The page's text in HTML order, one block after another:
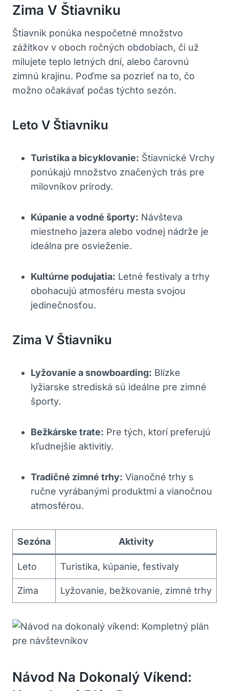
Zima V Štiavniku
Štiavnik ponúka nespočetné množstvo
zážitkov v oboch ročných obdobiach,​ či už
milujete teplo letných dní, alebo čarovnú
zimnú krajinu. Poďme sa‍ pozrieť na to, čo
možno očakávať počas týchto ⁣sezón.
Leto⁣ V Štiavniku
Turistika a bicyklovanie: Štiavnické Vrchy
ponúkajú množstvo značených trás ‍pre
milovníkov prírody.
Kúpanie a ⁢vodné športy: Návšteva
miestneho jazera alebo vodnej nádrže je
ideálna pre ‍osvieženie.
Kultúrne podujatia: Letné ⁤festivaly a trhy
obohacujú atmosféru mesta svojou
jedinečnosťou.
Zima ​v Štiavniku
Lyžovanie a snowboarding: Blízke
lyžiarske strediská sú ideálne ‌pre zimné
športy.
Bežkárske trate: Pre tých, ktorí preferujú
kľudnejšie aktivitiy.
Tradičné zimné trhy: Vianočné ⁤trhy s⁤
ručne vyrábanými produktmi ⁤a vianočnou
⁢atmosférou.
Sezóna Aktivity
Leto Turistika, kúpanie, festivaly
Zima Lyžovanie, bežkovanie, zimné trhy
Návod Na Dokonalý Víkend: